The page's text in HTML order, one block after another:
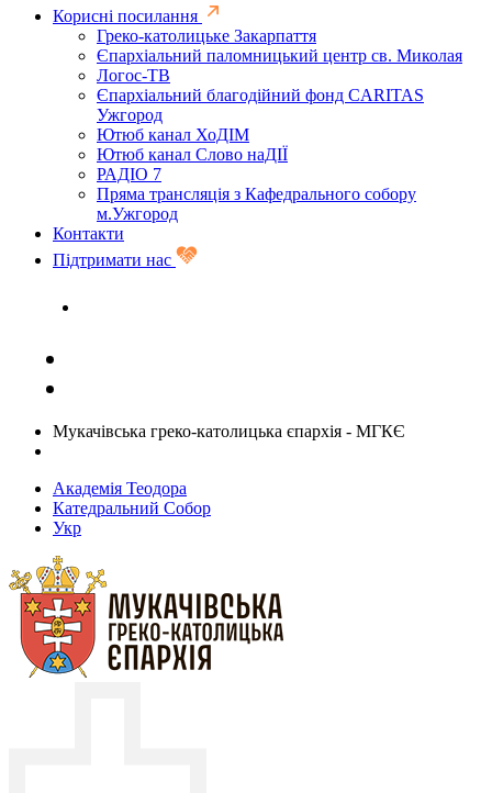
Корисні посилання
Греко-католицьке Закарпаття
Єпархіальний паломницький центр св. Миколая
Логос-ТВ
Єпархіальний благодійний фонд CARITAS
Ужгород
Ютюб канал ХоДІМ
Ютюб канал Слово наДІЇ
РАДІО 7
Пряма трансляція з Кафедрального собору
м.Ужгород
Контакти
Підтримати нас
Мукачівська греко-католицька єпархія - МГКЄ
Академія Теодора
Катедральний Собор
Укр